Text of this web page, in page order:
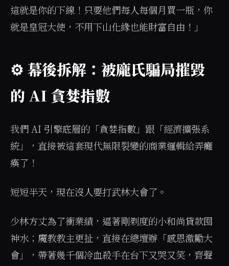
這就是你的下線！只要他們每人每個月買一瓶，你
就是皇冠大使，不用下山化緣也能財富自由！」
⚙️ 幕後拆解：被龐氏騙局摧毀
的 AI 貪婪指數
我們 AI 引擎底層的「貪婪指數」跟「經濟擴張系
統」，直接被這套現代無限裂變的商業邏輯給弄癱
瘓了！
短短半天，現在沒人要打武林大會了。
少林方丈為了衝業績，逼著剛剃度的小和尚貸款囤
神水；魔教教主更扯，直接在總壇辦「感恩激勵大
會」，帶著幾千個冷血殺手在台下又哭又笑，齊聲